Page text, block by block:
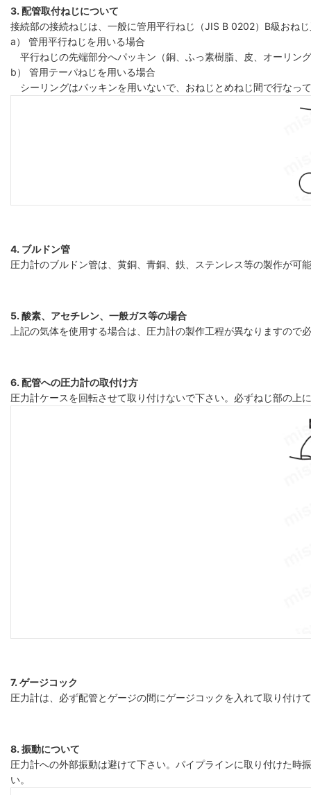
3. 配管取付ねじについて
接続部の接続ねじは、一般に管用平行ねじ（JIS B 0202）B級おね
a） 管用平行ねじを用いる場合
平行ねじの先端部分へパッキン（銅、ふっ素樹脂、皮、オーリン
b） 管用テーパねじを用いる場合
シーリングはパッキンを用いないで、おねじとめねじ間で行なっ
4. ブルドン管
圧力計のブルドン管は、黄銅、青銅、鉄、ステンレス等の製作が
5. 酸素、アセチレン、一般ガス等の場合
上記の気体を使用する場合は、圧力計の製作工程が異なりますの
6. 配管への圧力計の取付け方
圧力計ケースを回転させて取り付けないで下さい。必ずねじ部の
7. ゲージコック
圧力計は、必ず配管とゲージの間にゲージコックを入れて取り付
8. 振動について
圧力計への外部振動は避けて下さい。パイプラインに取り付けた
い。